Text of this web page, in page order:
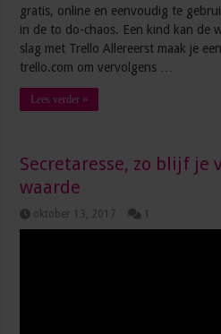
gratis, online en eenvoudig te
in de to do-chaos. Een kind kan de
slag met Trello Allereerst maak je
trello.com om vervolgens …
Lees verder »
Secretaresse, zo blijf je
waarde
oktober 13, 2017 1